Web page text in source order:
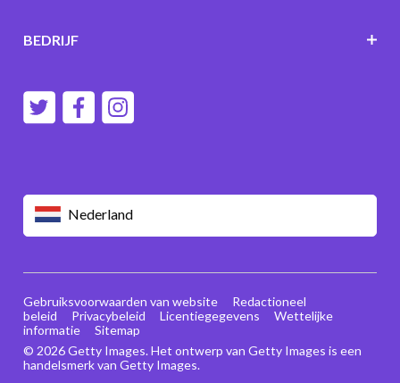
Nederland
BEDRIJF
© 2026 Getty Images. Het ontwerp van Getty Images is een
handelsmerk van Getty Images.
Gebruiksvoorwaarden van website
Redactioneel
beleid
Privacybeleid Licentiegegevens
Wettelijke
informatie
Sitemap